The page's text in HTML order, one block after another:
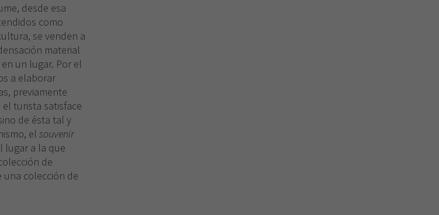
desde esa
como
se venden a
material
un lugar. Por el
a elaborar
previamente
turista satisface
de ésta tal y
el souvenir
lugar a la que
de
una colección de